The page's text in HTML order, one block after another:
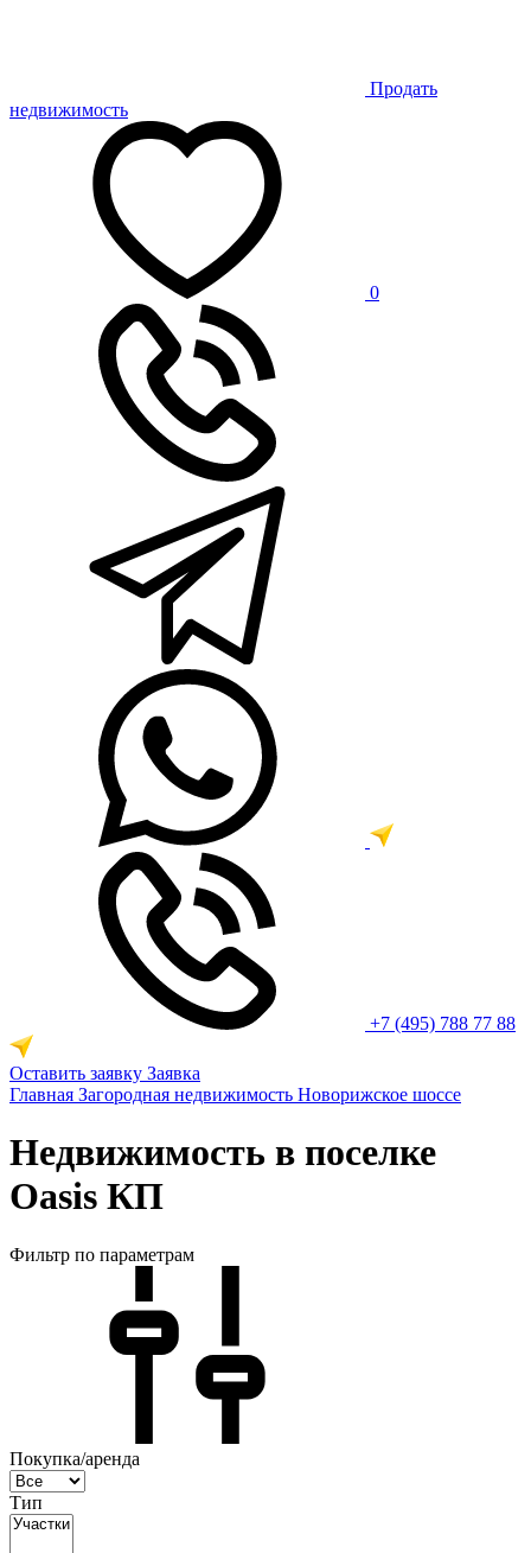
Продать
недвижимость
0
+7 (495) 788 77 88
Оставить заявку Заявка
Главная Загородная недвижимость Новорижское шоссе
Недвижимость в поселке
Oasis КП
Фильтр по параметрам
Покупка/аренда
Тип